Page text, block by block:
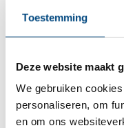
Toestemming
Deze website maakt
We gebruiken
personaliseren, om
en om ons
Lochem, Almen,
(grotendeels) ,
Laren
Voorst